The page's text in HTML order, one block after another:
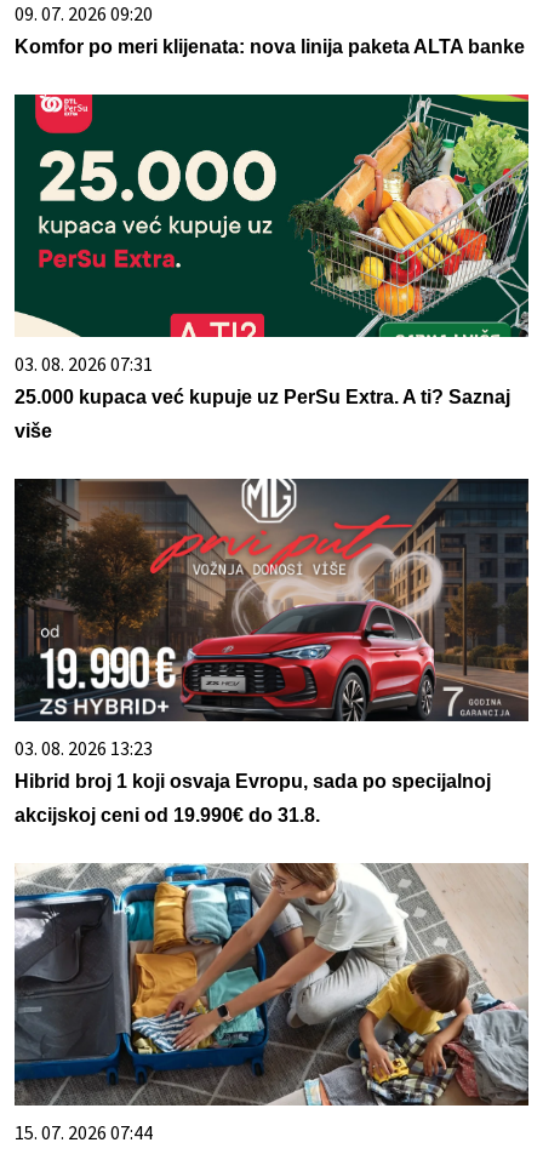
09. 07. 2026 09:20
Komfor po meri klijenata: nova linija paketa ALTA banke
03. 08. 2026 07:31
25.000 kupaca već kupuje uz PerSu Extra. A ti? Saznaj
više
03. 08. 2026 13:23
Hibrid broj 1 koji osvaja Evropu, sada po specijalnoj
akcijskoj ceni od 19.990€ do 31.8.
15. 07. 2026 07:44